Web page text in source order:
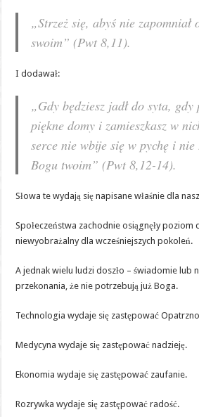
„Strzeż się, abyś nie zapomniał
swoim” (Pwt 8,11).
I dodawał:
„Gdy będziesz jadł do syta, gdy
piękne domy i zamieszkasz w
serce nie wbije się w pychę i nie
Bogu twoim” (Pwt 8,12-14).
Słowa te wydają się napisane właśnie dla
Społeczeństwa zachodnie osiągnęły
niewyobrażalny dla wcześniejszych pokoleń.
A jednak wielu ludzi doszło – świadomie lub
przekonania, że nie potrzebują już Boga.
Technologia wydaje się zastępować
Medycyna wydaje się zastępować nadzieję.
Ekonomia wydaje się zastępować zaufanie.
Rozrywka wydaje się zastępować radość.